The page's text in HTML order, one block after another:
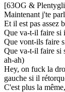
[63OG &
Maintenant j'te
Et il est pas assez
Que va-t-il faire si
Que vont-ils faire
Que va-t-il faire si
ah-ah)
Hey, on fuck la
gauche si il
C'est plus la